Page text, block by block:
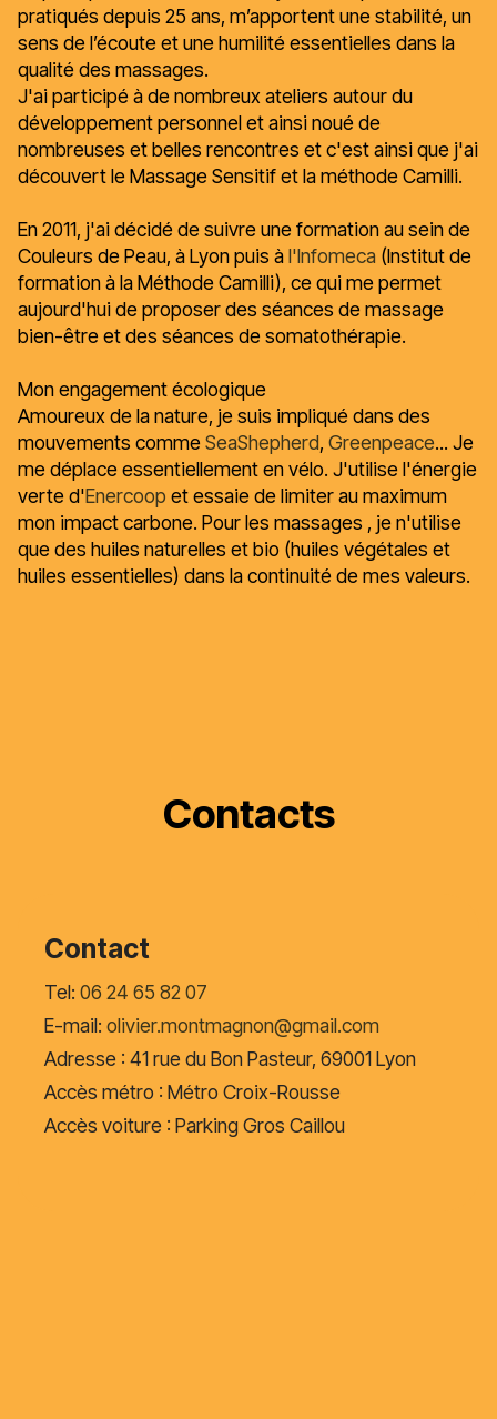
pratiqués depuis 25 ans, m’apportent une stabilité, un
sens de l’écoute et une humilité essentielles dans la
qualité des massages.
J'ai participé à de nombreux ateliers autour du
développement personnel et ainsi noué de
nombreuses et belles rencontres et c'est ainsi que j'ai
découvert le Massage Sensitif et la méthode Camilli.
En 2011, j'ai décidé de suivre une formation au sein de
Couleurs de Peau, à Lyon puis àl'Infomeca (Institut de
formation à la Méthode Camilli), ce qui me permet
aujourd'hui de proposer des séances de massage
bien-être et des séances de somatothérapie.
Mon engagement écologique
Amoureux de la nature, je suis impliqué dans des
mouvements commeSeaShepherd, Greenpeace... Je
me déplace essentiellement en vélo. J'utilise l'énergie
verte d'Enercoop et essaie de limiter au maximum
mon impact carbone. Pour les massages , je n'utilise
que des huiles naturelles et bio (huiles végétales et
huiles essentielles) dans la continuité de mes valeurs.
Contacts
Contact
Tel: 06 24 65 82 07
E-mail: olivier.montmagnon@gmail.com
Adresse : 41 rue du Bon Pasteur, 69001 Lyon
Accès métro : Métro Croix-Rousse
Accès voiture : Parking Gros Caillou